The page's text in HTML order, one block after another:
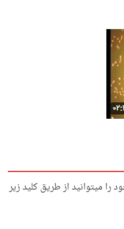
را میتوانید از طریق کلید زیر